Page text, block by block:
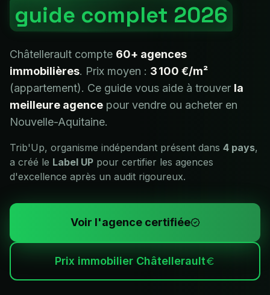
guide complet 2026
Châtellerault compte 60+ agences
immobilières. Prix moyen : 3 100 €/m²
(appartement). Ce guide vous aide à trouver la
meilleure agence pour vendre ou acheter en
Nouvelle-Aquitaine.
Trib'Up, organisme indépendant présent dans 4 pays,
a créé le Label UP pour certifier les agences
d'excellence après un audit rigoureux.
Voir l'agence certifiée
Prix immobilier Châtellerault